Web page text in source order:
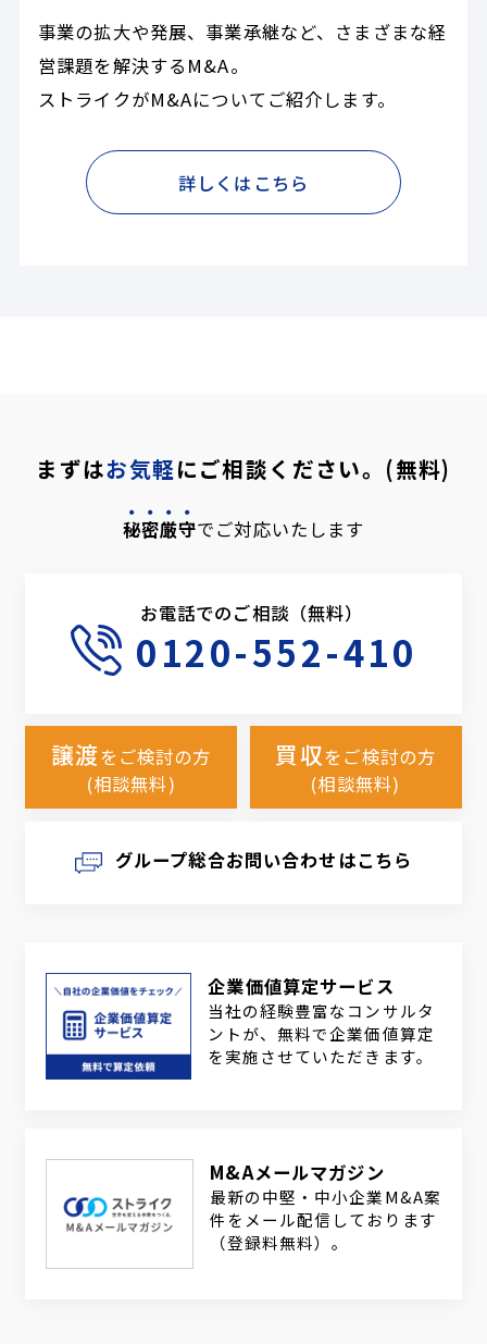
事業の拡大や発展、事業承継など、さまざまな経
営課題を解決するM&A。
ストライクがM&Aについてご紹介します。
詳しくはこちら
まずはお気軽にご相談ください。(無料)
秘密厳守でご対応いたします
お電話でのご相談（無料）
0120-552-410
譲渡をご検討の方
(相談無料)
買収をご検討の方
(相談無料)
グループ総合お問い合わせはこちら
企業価値算定サービス
当社の経験豊富なコンサルタ
ントが、無料で企業価値算定
を実施させていただきます。
M&Aメールマガジン
最新の中堅・中小企業M&A案
件をメール配信しております
（登録料無料）。